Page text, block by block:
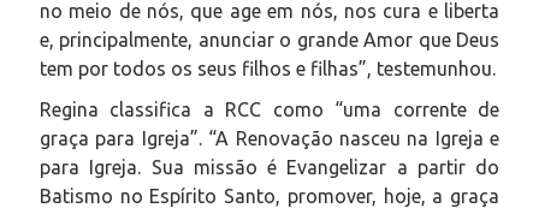
no meio de nós, que age em nós, nos cura e liberta
e, principalmente, anunciar o grande Amor que Deus
tem por todos os seus filhos e filhas”, testemunhou.
Regina classifica a RCC como “uma corrente de
graça para Igreja”. “A Renovação nasceu na Igreja e
para Igreja. Sua missão é Evangelizar a partir do
Batismo no Espírito Santo, promover, hoje, a graça